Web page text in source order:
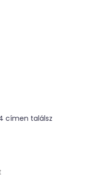
címen találsz